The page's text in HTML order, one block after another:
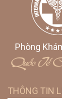
Phòng
Quốc Tế
THÔNG TIN